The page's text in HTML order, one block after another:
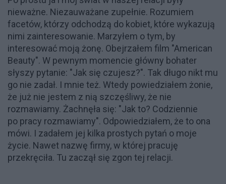
nieważne. Niezauważane zupełnie. Rozumiem
facetów, którzy odchodzą do kobiet, które wykazują
nimi zainteresowanie. Marzyłem o tym, by
interesować moją żonę. Obejrzałem film "American
Beauty". W pewnym momencie główny bohater
słyszy pytanie: "Jak się czujesz?". Tak długo nikt mu
go nie zadał. I mnie też. Wtedy powiedziałem żonie,
że już nie jestem z nią szczęśliwy, że nie
rozmawiamy. Żachnęła się: "Jak to? Codziennie
po pracy rozmawiamy". Odpowiedziałem, że to ona
mówi. I zadałem jej kilka prostych pytań o moje
życie. Nawet nazwę firmy, w której pracuję
przekręciła. Tu zaczął się zgon tej relacji.